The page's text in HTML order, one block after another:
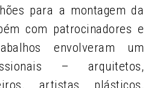
para a montagem da
com patrocinadores e
envolveram um
– arquitetos,
artistas plásticos,